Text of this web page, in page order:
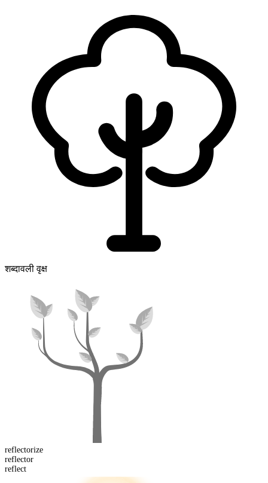
शब्दावली वृक्ष
reflectorize
reflector
reflect